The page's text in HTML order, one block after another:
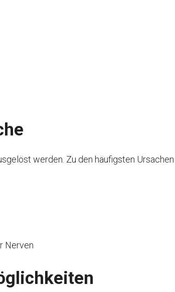
werden. Zu den häufigsten Ursachen
Nerven